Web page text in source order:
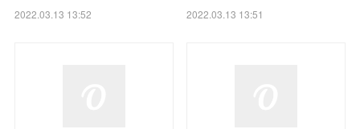
2022.03.13 13:52 2022.03.13 13:51